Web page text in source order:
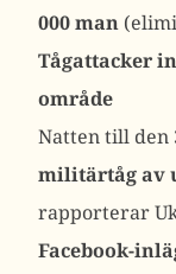
000 man
Tågattacker
område
Natten till den
militärtåg av
rapporterar
Facebook-